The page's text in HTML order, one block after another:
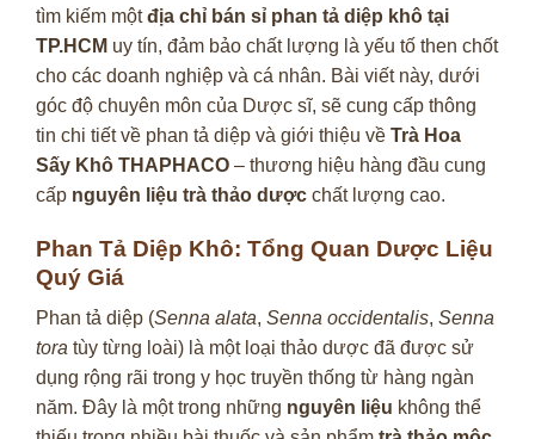
tìm kiếm mộtđịa chỉ bán sỉ phan tả diệp khô tại
TP.HCM uy tín, đảm bảo chất lượng là yếu tố then chốt
cho các doanh nghiệp và cá nhân. Bài viết này, dưới
góc độ chuyên môn của Dược sĩ, sẽ cung cấp thông
tin chi tiết về phan tả diệp và giới thiệu về Trà Hoa
Sấy Khô THAPHACO – thương hiệu hàng đầu cung
cấp nguyên liệu trà thảo dược chất lượng cao.
Phan Tả Diệp Khô: Tổng Quan Dược Liệu
Quý Giá
Phan tả diệp (Senna alata, Senna occidentalis, Senna
tora tùy từng loài) là một loại thảo dược đã được sử
dụng rộng rãi trong y học truyền thống từ hàng ngàn
năm. Đây là một trong những nguyên liệu không thể